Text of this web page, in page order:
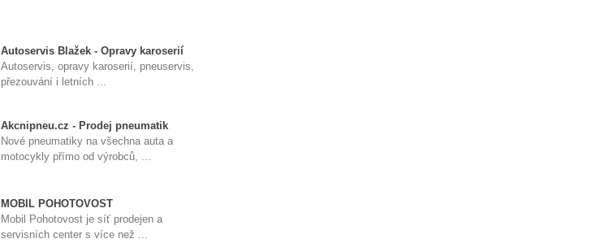
Autoservis Blažek - Opravy karoserií
Autoservis, opravy karoserií, pneuservis,
přezouvání i letních ...
Akcnipneu.cz - Prodej pneumatik
Nové pneumatiky na všechna auta a
motocykly přímo od výrobců, ...
MOBIL POHOTOVOST
Mobil Pohotovost je síť prodejen a
servisních center s více než ...